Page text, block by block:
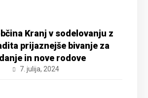
Kranj v sodelovanju z
prijaznejše bivanje za
in nove rodove
7. julija, 2024